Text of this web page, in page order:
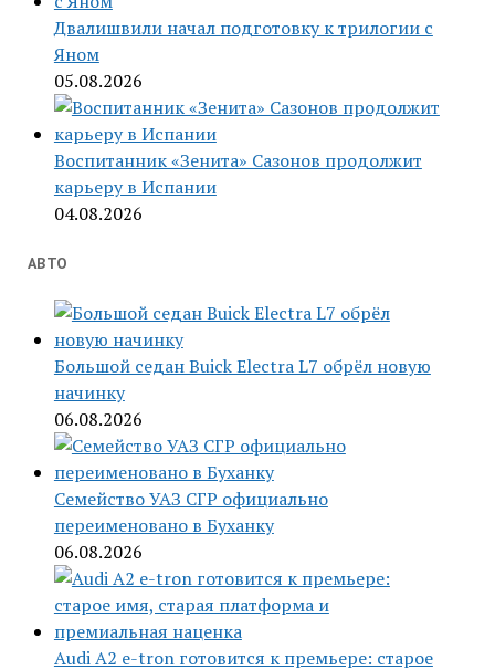
Двалишвили начал подготовку к трилогии с
Яном
05.08.2026
Воспитанник «Зенита» Сазонов продолжит
карьеру в Испании
04.08.2026
АВТО
Большой седан Buick Electra L7 обрёл новую
начинку
06.08.2026
Семейство УАЗ СГР официально
переименовано в Буханку
06.08.2026
Audi A2 e-tron готовится к премьере: старое